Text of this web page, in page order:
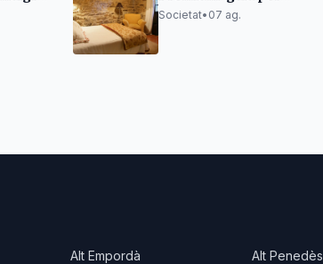
baixa
organitzar-lo sense
Societat• 07 ag.
Alt Empordà
Alt Penedès